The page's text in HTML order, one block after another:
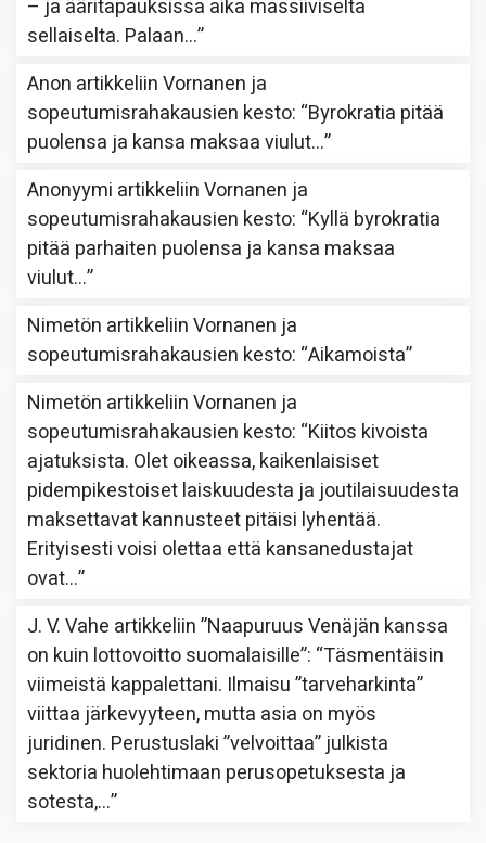
– ja ääritapauksissa aika massiiviselta
sellaiselta. Palaan…”
Anon artikkeliinVornanen ja
sopeutumisrahakausien kesto: “Byrokratia pitää
puolensa ja kansa maksaa viulut…”
Anonyymi artikkeliinVornanen ja
sopeutumisrahakausien kesto: “Kyllä byrokratia
pitää parhaiten puolensa ja kansa maksaa
viulut…”
Nimetön artikkeliinVornanen ja
sopeutumisrahakausien kesto: “Aikamoista”
Nimetön artikkeliinVornanen ja
sopeutumisrahakausien kesto: “Kiitos kivoista
ajatuksista. Olet oikeassa, kaikenlaisiset
pidempikestoiset laiskuudesta ja joutilaisuudesta
maksettavat kannusteet pitäisi lyhentää.
Erityisesti voisi olettaa että kansanedustajat
ovat…”
J. V. Vahe artikkeliin”Naapuruus Venäjän kanssa
on kuin lottovoitto suomalaisille”: “Täsmentäisin
viimeistä kappalettani. Ilmaisu ”tarveharkinta”
viittaa järkevyyteen, mutta asia on myös
juridinen. Perustuslaki ”velvoittaa” julkista
sektoria huolehtimaan perusopetuksesta ja
sotesta,…”